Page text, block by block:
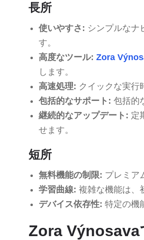
長所
使いやすさ: シンプルなナ
す。
高度なツール: Zora
します。
高速処理: クイックな実行
包括的なサポート: 包括的
継続的なアップデート: 定
せます。
短所
無料機能の制限: プレミア
学習曲線: 複雑な機能は、
デバイス依存性: 特定の機
Zora Výnosava